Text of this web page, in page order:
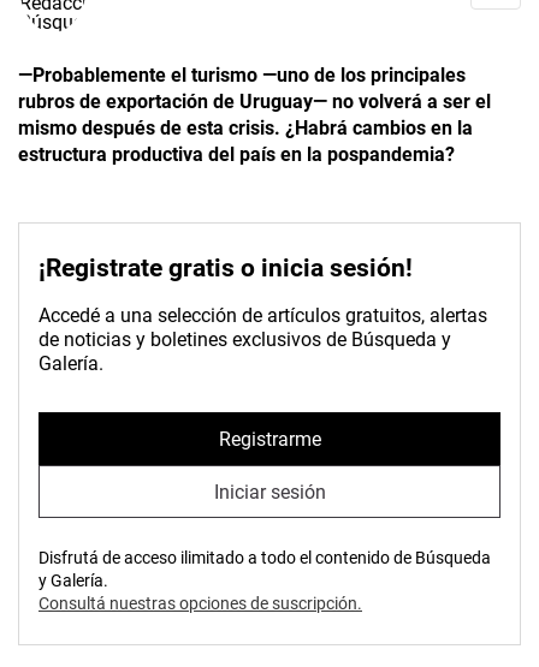
—Probablemente el turismo —uno de los principales
rubros de exportación de Uruguay— no volverá a ser el
mismo después de esta crisis. ¿Habrá cambios en la
estructura productiva del país en la pospandemia?
¡Registrate gratis o inicia sesión!
Accedé a una selección de artículos gratuitos, alertas
de noticias y boletines exclusivos de Búsqueda y
Galería.
Registrarme
Iniciar sesión
Disfrutá de acceso ilimitado a todo el contenido de Búsqueda
y Galería.
Consultá nuestras opciones de suscripción.